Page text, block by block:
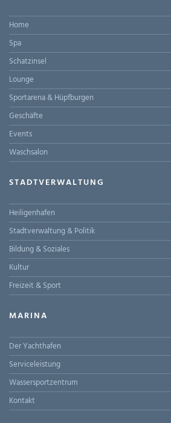
Home
Spa
Schatzinsel
Lounge
Sportarena & Hüpfburgen
Geschäfte
Events
Waschsalon
STADTVERWALTUNG
Heiligenhafen
Stadtverwaltung & Politik
Bildung & Soziales
Kultur
Freizeit & Sport
MARINA
Der Yachthafen
Serviceleistung
Wassersportzentrum
Kontakt